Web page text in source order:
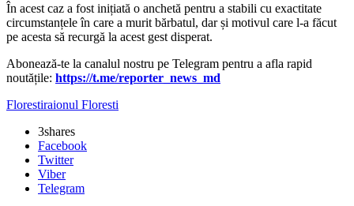
În acest caz a fost inițiată o anchetă pentru a stabili cu exactitate
circumstanțele în care a murit bărbatul, dar și motivul care l-a făcut
pe acesta să recurgă la acest gest disperat.
‍Abonează-te la canalul nostru pe Telegram pentru a afla rapid
noutățile: https://t.me/reporter_news_md
Florestiraionul Floresti
3shares
Facebook
Twitter
Viber
Telegram